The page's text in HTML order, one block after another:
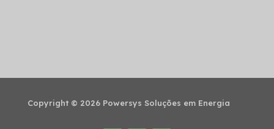
Copyright © 2026 Powersys Soluções em Energia